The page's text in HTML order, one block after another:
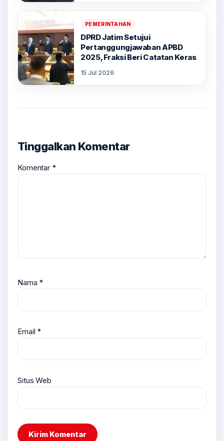
PEMERINTAHAN
DPRD Jatim Setujui
Pertanggungjawaban APBD
2025, Fraksi Beri Catatan Keras
15 Jul 2026
Tinggalkan Komentar
Komentar *
Nama *
Email *
Situs Web